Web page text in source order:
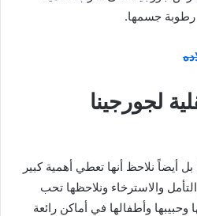
رطوبة جسمها.
لجورجينا
أيضاً نلاحظ أنها تعطي أهمية كبير
التأمل والاسترخاء ونلاحظها تحب
وأطفالها في أماكن رائعة